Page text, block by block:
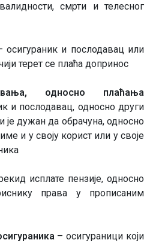
смрти и телесног
осигураник и послодавац или
терет се плаћа допринос
односно плаћања
и послодавац, односно други
је дужан да обрачуна, односно
и у своју корист или у своје
исплате пензије, односно
права у прописаним
– осигураници који